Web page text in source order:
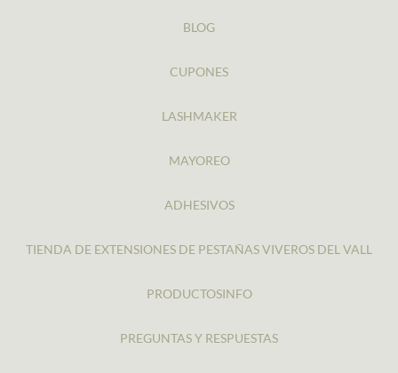
BLOG
CUPONES
LASHMAKER
MAYOREO
ADHESIVOS
TIENDA DE EXTENSIONES DE PESTAÑAS VIVEROS DEL VALL
PRODUCTOSINFO
PREGUNTAS Y RESPUESTAS